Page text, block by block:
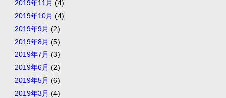
2019年11月 (4)
2019年10月 (4)
2019年9月 (2)
2019年8月 (5)
2019年7月 (3)
2019年6月 (2)
2019年5月 (6)
2019年3月 (4)